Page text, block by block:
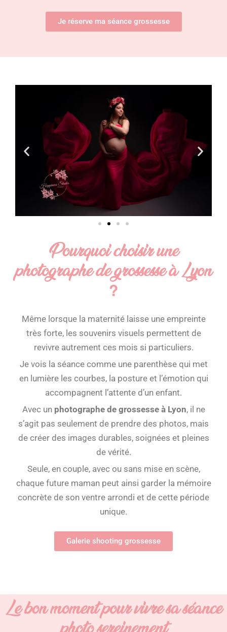
Je réserve ma séance grossesse
Pourquoi choisir une
photographe de grossesse à Lyon
?
Même lorsque la maternité laisse une empreinte
très forte, les souvenirs visuels permettent de
revivre autrement ces mois si particuliers.
Je vois la séance comme une parenthèse qui met
en lumière les courbes, la posture et l’émotion qui
accompagnent l’attente d’un enfant.
Avec un photographe de grossesse à Lyon, il ne
s’agit pas seulement de prendre des photos, mais
de créer des images durables, soignées et pleines
de vérité.
Seule, en couple, avec ou sans mise en scène,
chaque future maman peut ainsi garder la mémoire
concrète de son ventre arrondi et de cette période
unique.
Galerie shooting grossesse
Le bon moment pour vivre sa séance